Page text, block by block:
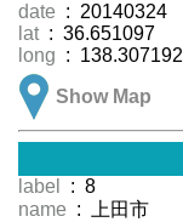
date : 20140324
lat : 36.651097
long : 138.307192
Show Map
label
: 8
name : 上田市